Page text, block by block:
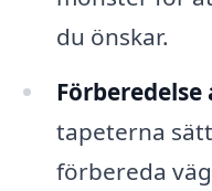
du önskar.
tapeterna
förbereda